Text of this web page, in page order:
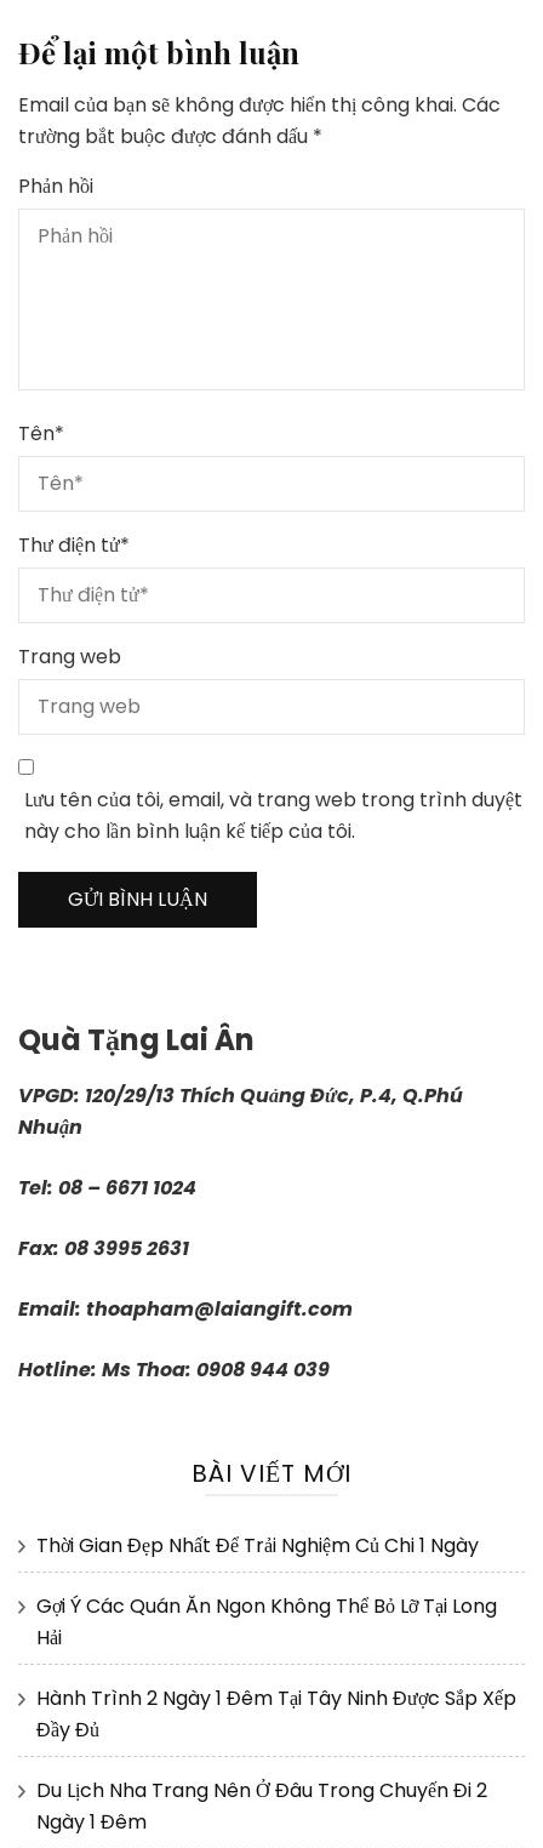
Để lại một bình luận
Email của bạn sẽ không được hiển thị công khai. Các
trường bắt buộc được đánh dấu *
Phản hồi
Tên*
Thư điện tử*
Trang web
Lưu tên của tôi, email, và trang web trong trình duyệt
này cho lần bình luận kế tiếp của tôi.
Quà Tặng Lai Ân
VPGD: 120/29/13 Thích Quảng Đức, P.4, Q.Phú
Nhuận
Tel: 08 – 6671 1024
Fax: 08 3995 2631
Email: thoapham@laiangift.com
Hotline: Ms Thoa: 0908 944 039
BÀI VIẾT MỚI
Thời Gian Đẹp Nhất Để Trải Nghiệm Củ Chi 1 Ngày
Gợi Ý Các Quán Ăn Ngon Không Thể Bỏ Lỡ Tại Long
Hải
Hành Trình 2 Ngày 1 Đêm Tại Tây Ninh Được Sắp Xếp
Đầy Đủ
Du Lịch Nha Trang Nên Ở Đâu Trong Chuyến Đi 2
Ngày 1 Đêm